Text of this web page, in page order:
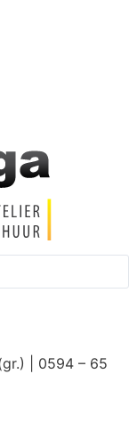
| 0594 – 65